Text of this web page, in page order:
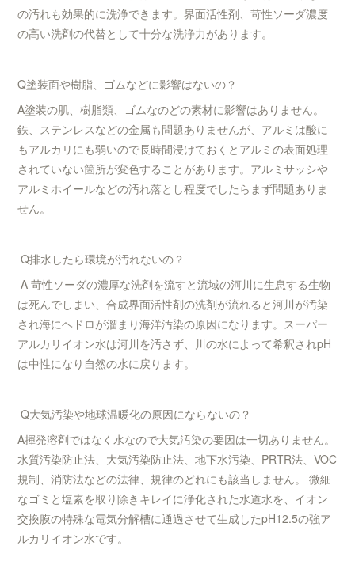
の汚れも効果的に洗浄できます。界面活性剤、苛性ソーダ濃度
の高い洗剤の代替として十分な洗浄力があります。
Q塗装面や樹脂、ゴムなどに影響はないの？
A塗装の肌、樹脂類、ゴムなのどの素材に影響はありません。
鉄、ステンレスなどの金属も問題ありませんが、アルミは酸に
もアルカリにも弱いので長時間浸けておくとアルミの表面処理
されていない箇所が変色することがあります。アルミサッシや
アルミホイールなどの汚れ落とし程度でしたらまず問題ありま
せん。
Q排水したら環境が汚れないの？
A 苛性ソーダの濃厚な洗剤を流すと流域の河川に生息する生物
は死んでしまい、合成界面活性剤の洗剤が流れると河川が汚染
され海にヘドロが溜まり海洋汚染の原因になります。スーパー
アルカリイオン水は河川を汚さず、川の水によって希釈されpH
は中性になり自然の水に戻ります。
Q大気汚染や地球温暖化の原因にならないの？
A揮発溶剤ではなく水なので大気汚染の要因は一切ありません。
水質汚染防止法、大気汚染防止法、地下水汚染、PRTR法、VOC
規制、消防法などの法律、規律のどれにも該当しません。 微細
なゴミと塩素を取り除きキレイに浄化された水道水を、イオン
交換膜の特殊な電気分解槽に通過させて生成したpH12.5の強ア
ルカリイオン水です。